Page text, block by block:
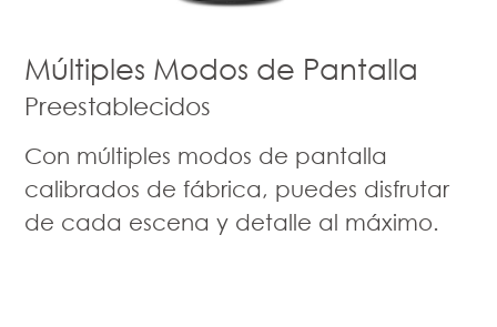
Múltiples Modos de Pantalla
Preestablecidos
Con múltiples modos de pantalla
calibrados de fábrica, puedes disfrutar
de cada escena y detalle al máximo.